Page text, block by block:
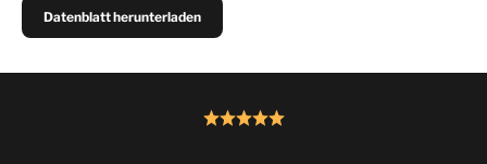
Datenblatt herunterladen